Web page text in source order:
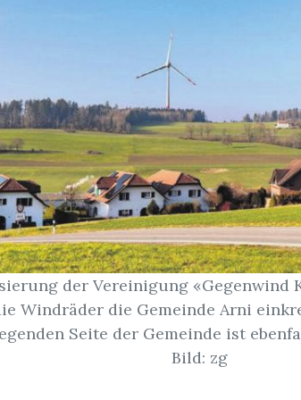
der Vereinigung «Gegenwind
Windräder die Gemeinde Arni
Seite der Gemeinde ist
Bild: zg